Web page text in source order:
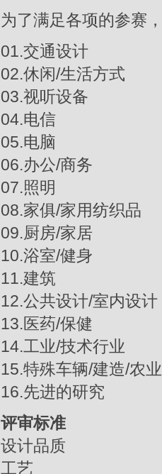
为了满足各项的参赛
01.交通设计
02.休闲/生活方式
03.视听设备
04.电信
05.电脑
06.办公/商务
07.照明
08.家俱/家用纺织品
09.厨房/家居
10.浴室/健身
11.建筑
12.公共设计/室内设计
13.医药/保健
14.工业/技术行业
15.特殊车辆/建造/农
16.先进的研究
评审标准
设计品质
工艺